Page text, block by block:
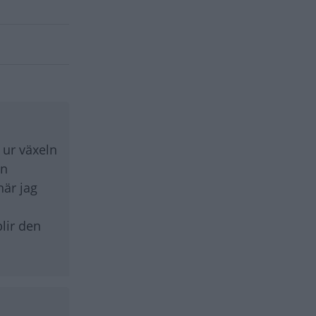
växeln
jag
den